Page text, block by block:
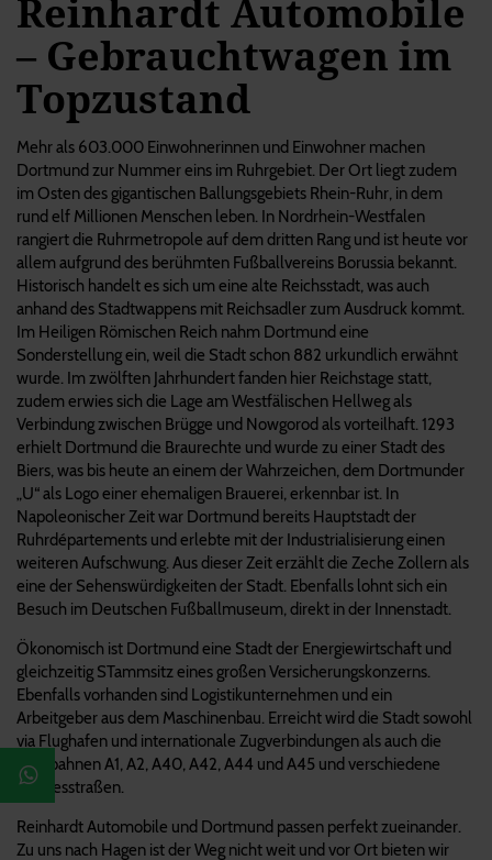
Reinhardt Automobile
– Gebrauchtwagen im
Topzustand
Mehr als 603.000 Einwohnerinnen und Einwohner machen
Dortmund zur Nummer eins im Ruhrgebiet. Der Ort liegt zudem
im Osten des gigantischen Ballungsgebiets Rhein-Ruhr, in dem
rund elf Millionen Menschen leben. In Nordrhein-Westfalen
rangiert die Ruhrmetropole auf dem dritten Rang und ist heute vor
allem aufgrund des berühmten Fußballvereins Borussia bekannt.
Historisch handelt es sich um eine alte Reichsstadt, was auch
anhand des Stadtwappens mit Reichsadler zum Ausdruck kommt.
Im Heiligen Römischen Reich nahm Dortmund eine
Sonderstellung ein, weil die Stadt schon 882 urkundlich erwähnt
wurde. Im zwölften Jahrhundert fanden hier Reichstage statt,
zudem erwies sich die Lage am Westfälischen Hellweg als
Verbindung zwischen Brügge und Nowgorod als vorteilhaft. 1293
erhielt Dortmund die Braurechte und wurde zu einer Stadt des
Biers, was bis heute an einem der Wahrzeichen, dem Dortmunder
„U“ als Logo einer ehemaligen Brauerei, erkennbar ist. In
Napoleonischer Zeit war Dortmund bereits Hauptstadt der
Ruhrdépartements und erlebte mit der Industrialisierung einen
weiteren Aufschwung. Aus dieser Zeit erzählt die Zeche Zollern als
eine der Sehenswürdigkeiten der Stadt. Ebenfalls lohnt sich ein
Besuch im Deutschen Fußballmuseum, direkt in der Innenstadt.
Ökonomisch ist Dortmund eine Stadt der Energiewirtschaft und
gleichzeitig STammsitz eines großen Versicherungskonzerns.
Ebenfalls vorhanden sind Logistikunternehmen und ein
Arbeitgeber aus dem Maschinenbau. Erreicht wird die Stadt sowohl
via Flughafen und internationale Zugverbindungen als auch die
Autobahnen A1, A2, A40, A42, A44 und A45 und verschiedene
Bundesstraßen.
Reinhardt Automobile und Dortmund passen perfekt zueinander.
Zu uns nach Hagen ist der Weg nicht weit und vor Ort bieten wir